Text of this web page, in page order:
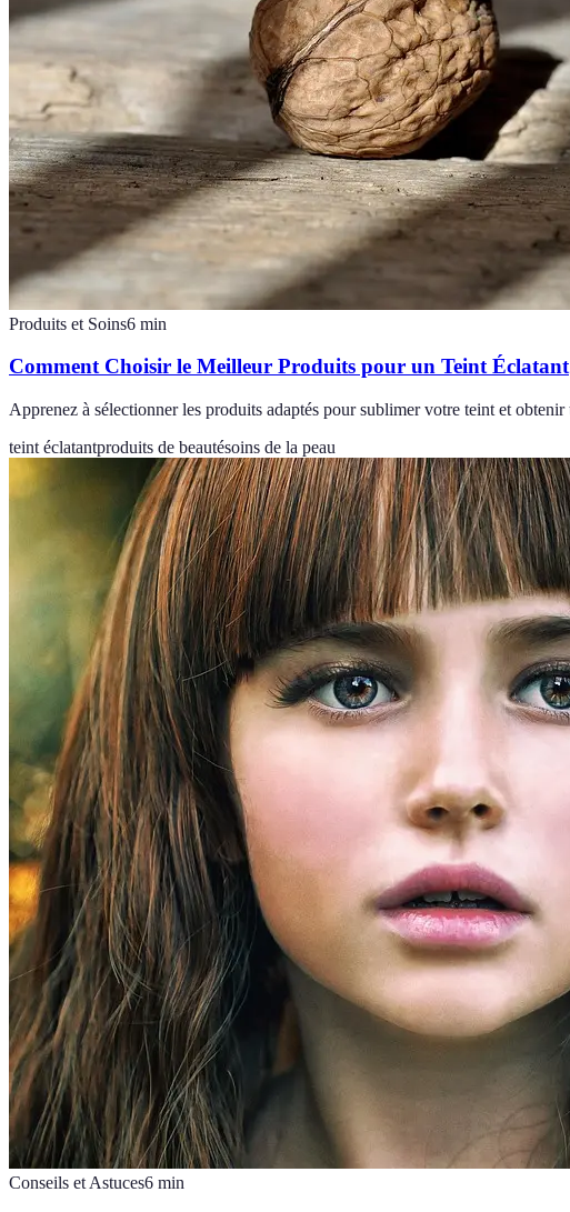
Produits et Soins6 min
Comment Choisir le Meilleur Produits pour un Teint Éclatant
Apprenez à sélectionner les produits adaptés pour sublimer votre teint et
teint éclatantproduits de beautésoins de la peau
Conseils et Astuces6 min